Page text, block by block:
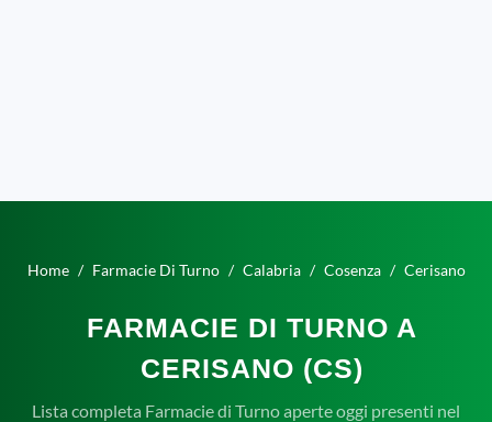
Home Farmacie Di Turno Calabria Cosenza Cerisano
FARMACIE DI TURNO A
CERISANO (CS)
Lista completa Farmacie di Turno aperte oggi presenti nel